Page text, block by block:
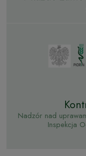
Nadzór nad
Inspekcja